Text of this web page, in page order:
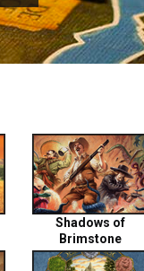
Shadows of
Brimstone